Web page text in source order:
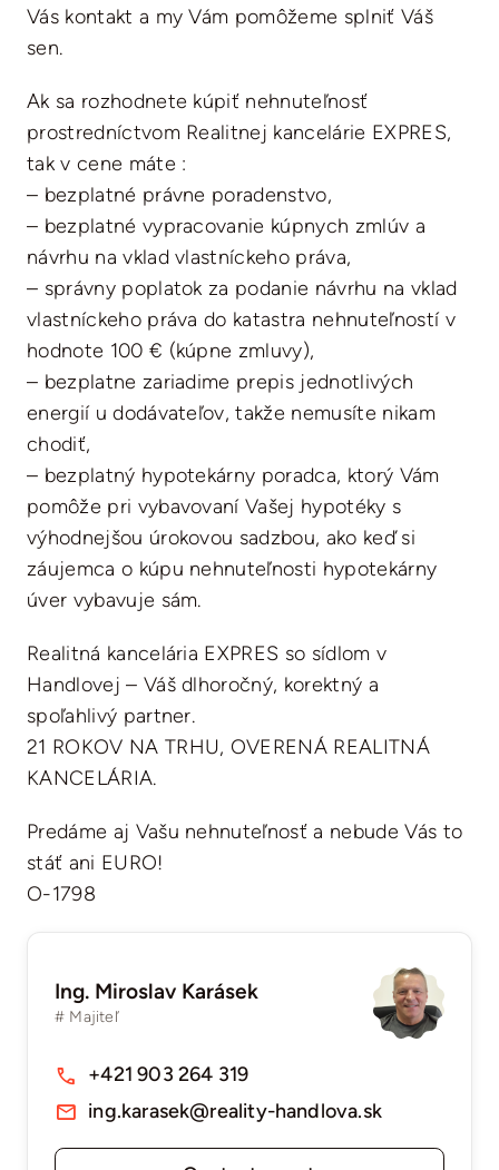
Vás kontakt a my Vám pomôžeme splniť Váš
sen.
Ak sa rozhodnete kúpiť nehnuteľnosť
prostredníctvom Realitnej kancelárie EXPRES,
tak v cene máte :
– bezplatné právne poradenstvo,
– bezplatné vypracovanie kúpnych zmlúv a
návrhu na vklad vlastníckeho práva,
– správny poplatok za podanie návrhu na vklad
vlastníckeho práva do katastra nehnuteľností v
hodnote 100 € (kúpne zmluvy),
– bezplatne zariadime prepis jednotlivých
energií u dodávateľov, takže nemusíte nikam
chodiť,
– bezplatný hypotekárny poradca, ktorý Vám
pomôže pri vybavovaní Vašej hypotéky s
výhodnejšou úrokovou sadzbou, ako keď si
záujemca o kúpu nehnuteľnosti hypotekárny
úver vybavuje sám.
Realitná kancelária EXPRES so sídlom v
Handlovej – Váš dlhoročný, korektný a
spoľahlivý partner.
21 ROKOV NA TRHU, OVERENÁ REALITNÁ
KANCELÁRIA.
Predáme aj Vašu nehnuteľnosť a nebude Vás to
stáť ani EURO!
O-1798
Ing. Miroslav Karásek
# Majiteľ
+421 903 264 319
ing.karasek@reality-handlova.sk